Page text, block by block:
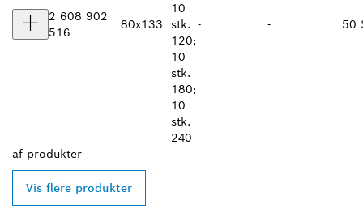
2 608 902
516
80x133
10
stk.
120;
10
stk.
180;
10
stk.
240
- - 50
af produkter
Vis flere produkter